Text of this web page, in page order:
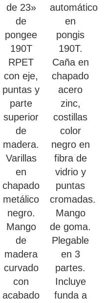
de 23»
de
pongee
190T
RPET
con eje,
puntas y
parte
superior
de
madera.
Varillas
en
chapado
metálico
negro.
Mango
de
madera
curvado
con
acabado
automático
en
pongis
190T.
Caña en
chapado
acero
zinc,
costillas
color
negro en
fibra de
vidrio y
puntas
cromadas.
Mango
de goma.
Plegable
en 3
partes.
Incluye
funda a